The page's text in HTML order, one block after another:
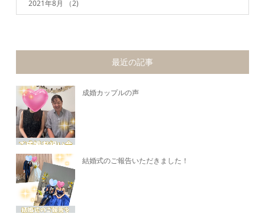
2021年8月 （2)
最近の記事
成婚カップルの声
結婚式のご報告いただきました！